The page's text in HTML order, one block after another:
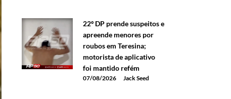
22º DP prende suspeitos e
apreende menores por
roubos em Teresina;
motorista de aplicativo
foi mantido refém
07/08/2026 Jack Seed